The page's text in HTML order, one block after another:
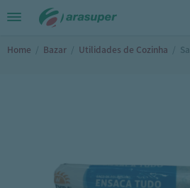
Home / Bazar / Utilidades de Cozinha /